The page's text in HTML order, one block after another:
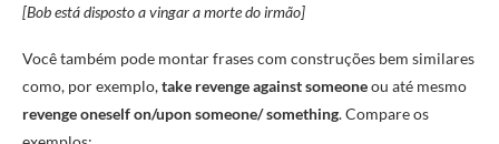
[Bob está disposto a vingar a morte do irmão]
Você também pode montar frases com construções bem similares
como, por exemplo,take revenge against someoneou até mesmo
revenge oneself on/upon someone/ something. Compare os